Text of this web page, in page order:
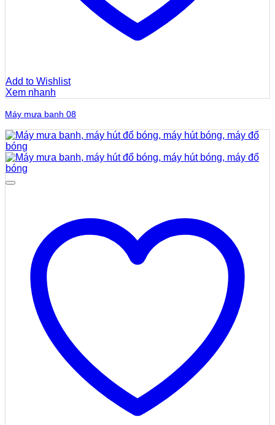
Add to Wishlist
Xem nhanh
Máy mưa banh 08